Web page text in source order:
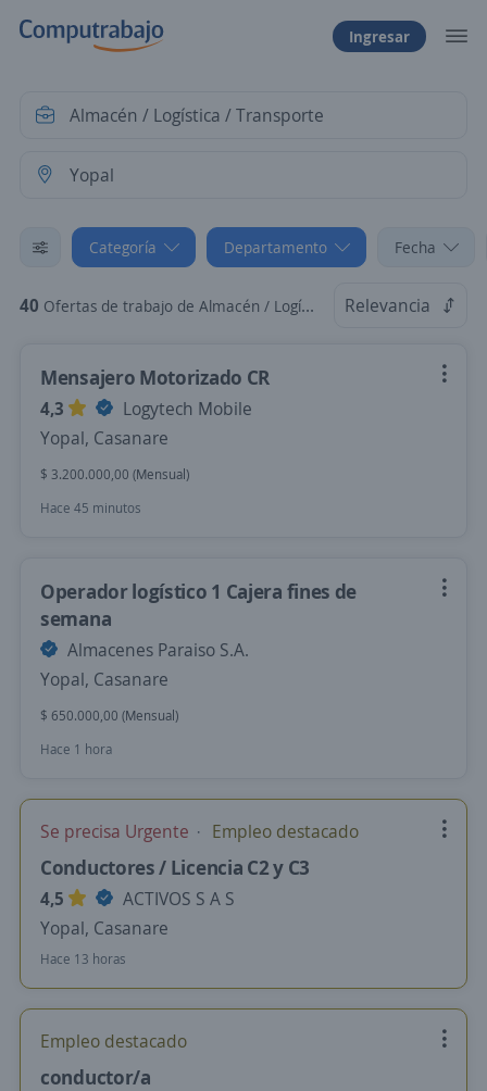
Ingresar
Categoría Departamento Fecha
40 Ofertas de trabajo de Almacén / Logística / Transporte en Yopal, Casanare Relevancia
Mensajero Motorizado CR
4,3
Logytech Mobile
Yopal, Casanare
$ 3.200.000,00 (Mensual)
Hace 45 minutos
Operador logístico 1 Cajera fines de
semana
Almacenes Paraiso S.A.
Yopal, Casanare
$ 650.000,00 (Mensual)
Hace 1 hora
Se precisa Urgente Empleo destacado
Conductores / Licencia C2 y C3
4,5
ACTIVOS S A S
Yopal, Casanare
Hace 13 horas
Empleo destacado
conductor/a